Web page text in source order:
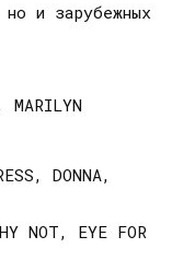
и зарубежных
DONNA,
NOT, EYE FOR